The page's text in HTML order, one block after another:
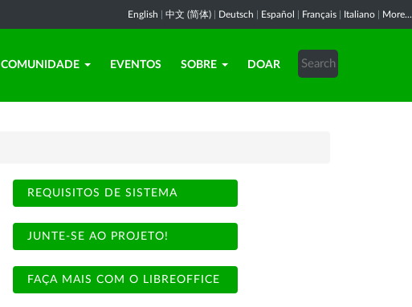
English 中文 (简体) Deutsch Español Français Italiano More...
COMUNIDADE EVENTOS SOBRE DOAR
REQUISITOS DE SISTEMA
JUNTE-SE AO PROJETO!
FAÇA MAIS COM O LIBREOFFICE